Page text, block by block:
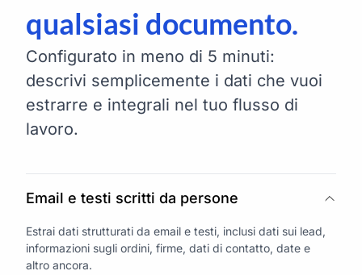
qualsiasi documento.
Configurato in meno di 5 minuti:
descrivi semplicemente i dati che vuoi
estrarre e integrali nel tuo flusso di
lavoro.
Email e testi scritti da persone
Estrai dati strutturati da email e testi, inclusi dati sui lead,
informazioni sugli ordini, firme, dati di contatto, date e
altro ancora.